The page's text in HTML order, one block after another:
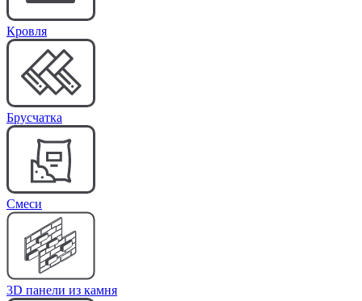
Кровля
Брусчатка
Cмеси
3D панели из камня